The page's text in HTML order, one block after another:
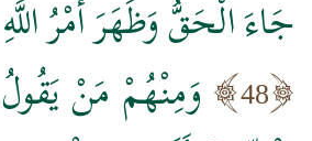
جَاءَ الْحَقُّ وَظَهَرَ أَمْرُ
48
وَمِنْهُمْ مَنْ